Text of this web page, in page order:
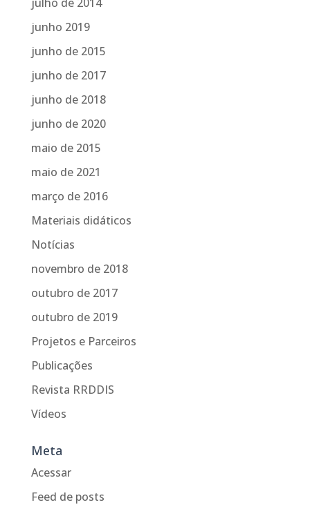
junho 2019
junho de 2015
junho de 2017
junho de 2018
junho de 2020
maio de 2015
maio de 2021
março de 2016
Materiais didáticos
Notícias
novembro de 2018
outubro de 2017
outubro de 2019
Projetos e Parceiros
Publicações
Revista RRDDIS
Vídeos
Meta
Acessar
Feed de posts